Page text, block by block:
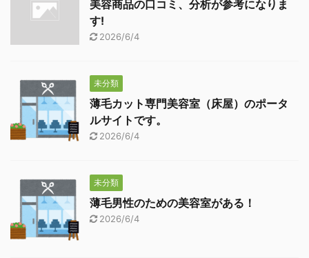
美容商品の口コミ、分析が参考になりま
す!
2026/6/4
未分類
薄毛カット専門美容室（床屋）のポータ
ルサイトです。
2026/6/4
未分類
薄毛男性のための美容室がある！
2026/6/4